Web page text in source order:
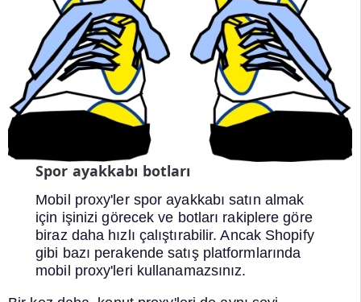
Spor ayakkabı botları
Mobil proxy'ler spor ayakkabı satın almak
için işinizi görecek ve botları rakiplere göre
biraz daha hızlı çalıştırabilir. Ancak Shopify
gibi bazı perakende satış platformlarında
mobil proxy'leri kullanamazsınız.